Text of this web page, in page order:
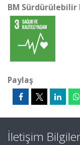
BM Sürdürülebilir
Paylaş
İletişim